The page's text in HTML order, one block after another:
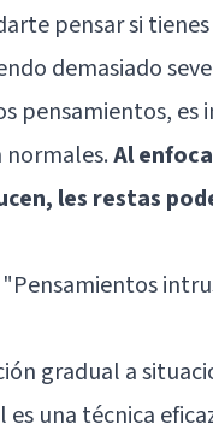
pensar si
demasiado
pensamientos,
normales.Al
les restas
"Pensamientos
gradual a
es una técnica